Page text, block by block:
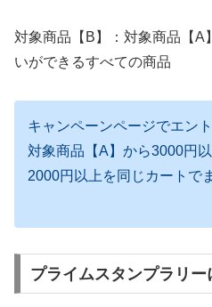
対象商品【B】：対象商品【A
いができるすべての商品
キャンペーンページでエン
対象商品【A】から3000円
2000円以上を同じカートで
プライムスタンプラリー